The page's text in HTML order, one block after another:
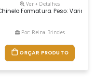
Da Linha
Ver + Detalhes
Formatura. Peso:
Por: Reina Brindes
ORÇAR PRODUTO